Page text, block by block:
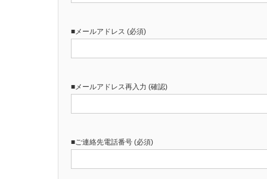
■メールアドレス (必須)
■メールアドレス再入力 (確認)
■ご連絡先電話番号 (必須)